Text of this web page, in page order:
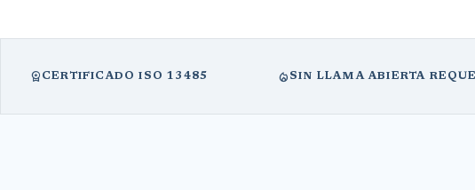
workspace_premium CERTIFICADO ISO 13485 local_fire_department SIN LLAMA ABIERTA